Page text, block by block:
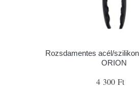
Rozsdamentes acél/
ORION
4 300 Ft